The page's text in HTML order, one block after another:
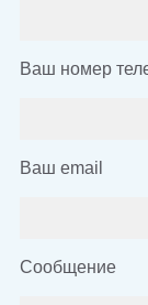
Ваш номер
Ваш email
Сообщение